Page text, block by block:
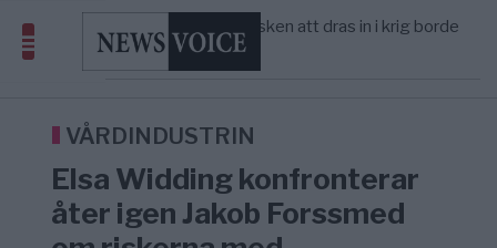
5/8
Elsa Widding: Risken att dras in i krig borde
avgöra all utrikespolitik
KRIG & FRED
Gaza håller en av de största
Europas ledare fram ett krig med Rys ...
VÅRDINDUSTRIN
Elsa Widding konfronterar
åter igen Jakob Forssmed